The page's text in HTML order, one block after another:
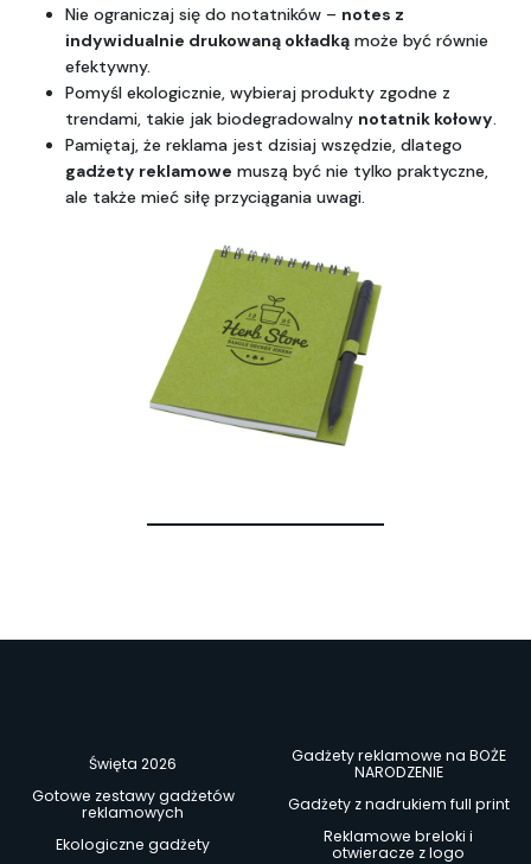
Nie ograniczaj się do notatników – notes z
indywidualnie drukowaną okładką może być równie
efektywny.
Pomyśl ekologicznie, wybieraj produkty zgodne z
trendami, takie jak biodegradowalny notatnik kołowy
gadżety reklamowe muszą być nie tylko praktyczne,
ale także mieć siłę przyciągania uwagi.
Święta 2026
Gadżety reklamowe na BOŻE
NARODZENIE
Gotowe zestawy gadżetów
reklamowych
Gadżety z nadrukiem full print
Ekologiczne gadżety
Reklamowe breloki i
otwieracze z logo